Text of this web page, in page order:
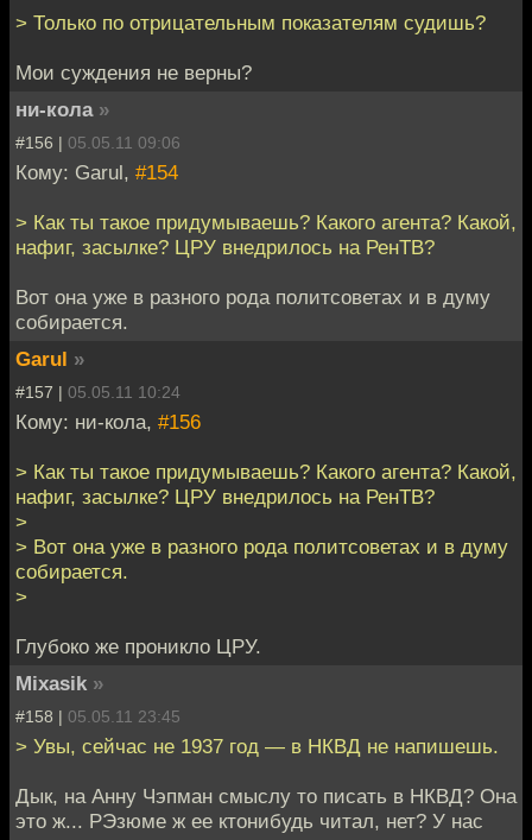
> Только по отрицательным показателям судишь?
Мои суждения не верны?
ни-кола »
#156 | 05.05.11 09:06
Кому: Garul, #154
> Как ты такое придумываешь? Какого агента? Какой,
нафиг, засылке? ЦРУ внедрилось на РенТВ?
Вот она уже в разного рода политсоветах и в думу
собирается.
Garul »
#157 | 05.05.11 10:24
Кому: ни-кола, #156
> Как ты такое придумываешь? Какого агента? Какой,
нафиг, засылке? ЦРУ внедрилось на РенТВ?
>
> Вот она уже в разного рода политсоветах и в думу
собирается.
>
Глубоко же проникло ЦРУ.
Mixasik »
#158 | 05.05.11 23:45
> Увы, сейчас не 1937 год — в НКВД не напишешь.
Дык, на Анну Чэпман смыслу то писать в НКВД? Она
это ж... РЭзюме ж ее ктонибудь читал, нет? У нас